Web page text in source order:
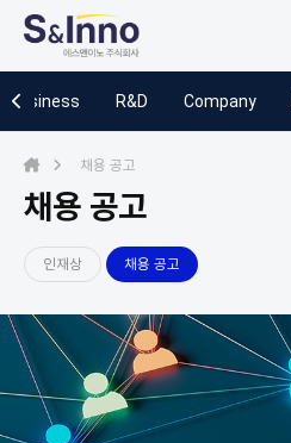
Business R&D Company
R&D
Career
채용 공고
채용 공고
인재상 채용 공고